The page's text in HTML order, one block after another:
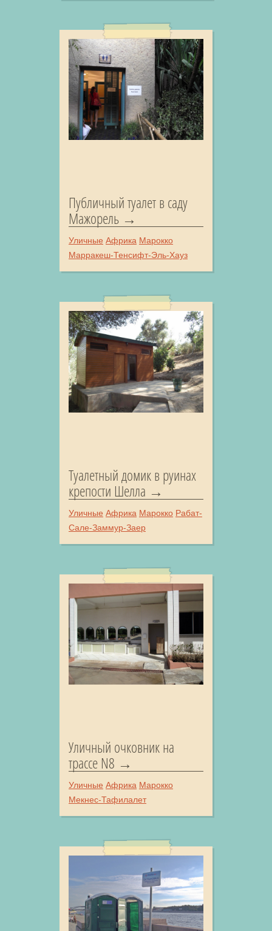
Публичный туалет в саду
Мажорель
Уличные Африка Марокко
Марракеш-Тенсифт-Эль-Хауз
Туалетный домик в руинах
крепости Шелла
Уличные Африка Марокко Рабат-
Сале-Заммур-Заер
Уличный очковник на
трассе N8
Уличные Африка Марокко
Мекнес-Тафилалет